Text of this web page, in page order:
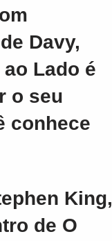
Davy,
Lado é
o seu
conhece
King,
de O